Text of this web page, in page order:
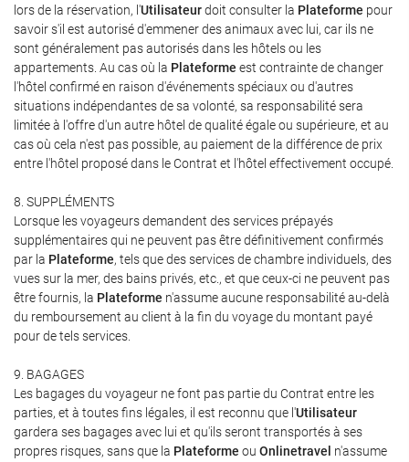
lors de la réservation, l'Utilisateurdoit consulter la Plateforme pour
savoir s'il est autorisé d'emmener des animaux avec lui, car ils ne
sont généralement pas autorisés dans les hôtels ou les
appartements. Au cas où la Plateforme est contrainte de changer
l'hôtel confirmé en raison d'événements spéciaux ou d'autres
situations indépendantes de sa volonté, sa responsabilité sera
limitée à l'offre d'un autre hôtel de qualité égale ou supérieure, et au
cas où cela n'est pas possible, au paiement de la différence de prix
entre l'hôtel proposé dans le Contrat et l'hôtel effectivement occupé.
8. SUPPLÉMENTS
Lorsque les voyageurs demandent des services prépayés
supplémentaires qui ne peuvent pas être définitivement confirmés
par la Plateforme, tels que des services de chambre individuels, des
vues sur la mer, des bains privés, etc., et que ceux-ci ne peuvent pas
être fournis, la Plateforme n'assume aucune responsabilité au-delà
du remboursement au client à la fin du voyage du montant payé
pour de tels services.
9. BAGAGES
Les bagages du voyageur ne font pas partie du Contrat entre les
parties, et à toutes fins légales, il est reconnu que l'Utilisateur
gardera ses bagages avec lui et qu'ils seront transportés à ses
propres risques, sans que la Plateforme ou Onlinetravel n'assume